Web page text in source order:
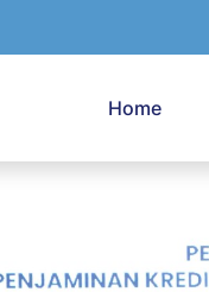
Home